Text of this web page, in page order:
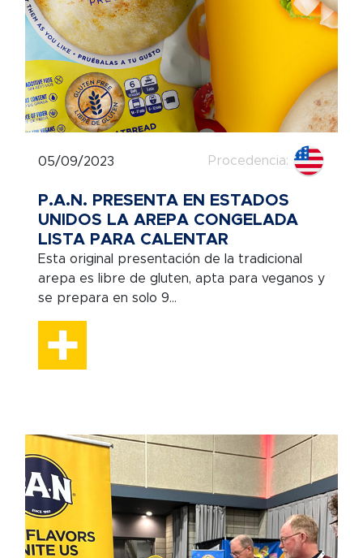
05/09/2023 Procedencia:
P.A.N. PRESENTA EN ESTADOS
UNIDOS LA AREPA CONGELADA
LISTA PARA CALENTAR
Esta original presentación de la tradicional
arepa es libre de gluten, apta para veganos y
se prepara en solo 9...